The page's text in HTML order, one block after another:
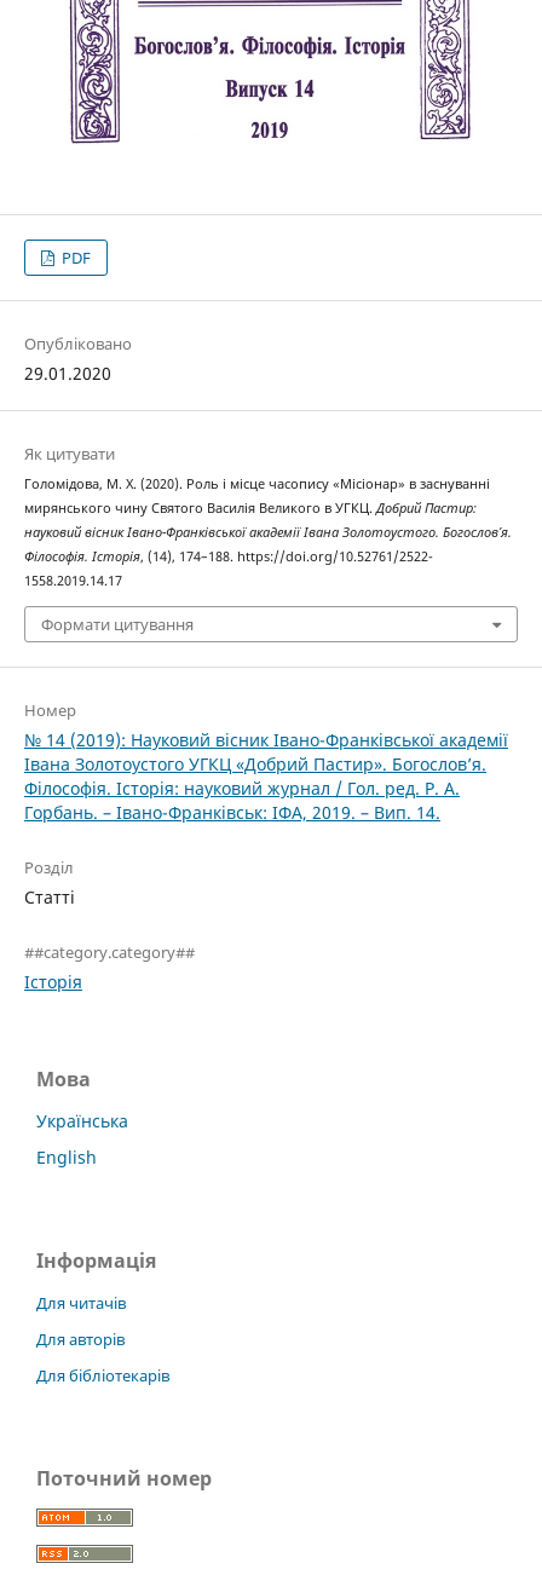
PDF
Опубліковано
29.01.2020
Як цитувати
Голомідова, М. Х. (2020). Роль і місце часопису «Місіонар» в заснуванні
мирянського чину Святого Василія Великого в УГКЦ.Добрий Пастир:
науковий вісник Івано-Франківської академії Івана Золотоустого. Богослов’я.
Філософія. Історія, (14), 174–188. https://doi.org/10.52761/2522-
1558.2019.14.17
Формати цитування
Номер
№ 14 (2019): Науковий вісник Івано-Франківської академії
Івана Золотоустого УГКЦ «Добрий Пастир». Богослов’я.
Філософія. Історія: науковий журнал / Гол. ред. Р. А.
Горбань. – Івано-Франківськ: ІФА, 2019. – Вип. 14.
Розділ
Статті
##category.category##
Історія
Мова
Українська
English
Інформація
Для читачів
Для авторів
Для бібліотекарів
Поточний номер